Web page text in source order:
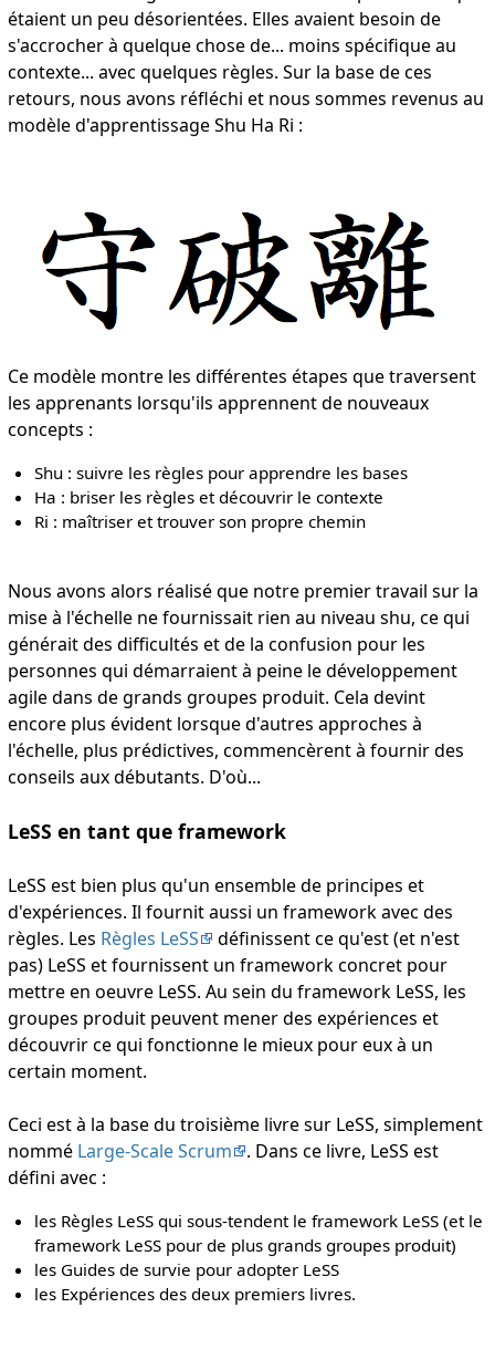
étaient un peu désorientées. Elles avaient besoin de
s'accrocher à quelque chose de... moins spécifique au
contexte... avec quelques règles. Sur la base de ces
retours, nous avons réfléchi et nous sommes revenus au
modèle d'apprentissage Shu Ha Ri :
Ce modèle montre les différentes étapes que traversent
les apprenants lorsqu'ils apprennent de nouveaux
concepts :
Shu : suivre les règles pour apprendre les bases
Ha : briser les règles et découvrir le contexte
Ri : maîtriser et trouver son propre chemin
Nous avons alors réalisé que notre premier travail sur la
mise à l'échelle ne fournissait rien au niveau shu, ce qui
générait des difficultés et de la confusion pour les
personnes qui démarraient à peine le développement
agile dans de grands groupes produit. Cela devint
encore plus évident lorsque d'autres approches à
l'échelle, plus prédictives, commencèrent à fournir des
conseils aux débutants. D'où...
LeSS en tant que framework
LeSS est bien plus qu'un ensemble de principes et
d'expériences. Il fournit aussi un framework avec des
règles. Les Règles LeSS
définissent ce qu'est (et n'est
pas) LeSS et fournissent un framework concret pour
mettre en oeuvre LeSS. Au sein du framework LeSS, les
groupes produit peuvent mener des expériences et
découvrir ce qui fonctionne le mieux pour eux à un
certain moment.
Ceci est à la base du troisième livre sur LeSS, simplement
nommé Large-Scale Scrum
. Dans ce livre, LeSS est
défini avec :
les Règles LeSS qui sous-tendent le framework LeSS (et le
framework LeSS pour de plus grands groupes produit)
les Guides de survie pour adopter LeSS
les Expériences des deux premiers livres.